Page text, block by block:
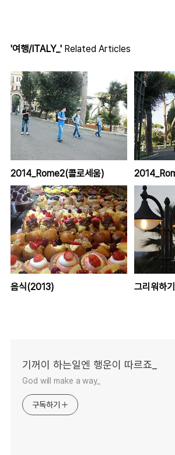
'여행/ITALY_' Related Articles
2014_Rome2(콜로세움)
음식(2013) 그리워하
기꺼이 하는일엔 행운이 따르죠_
God will make a way_
구독하기